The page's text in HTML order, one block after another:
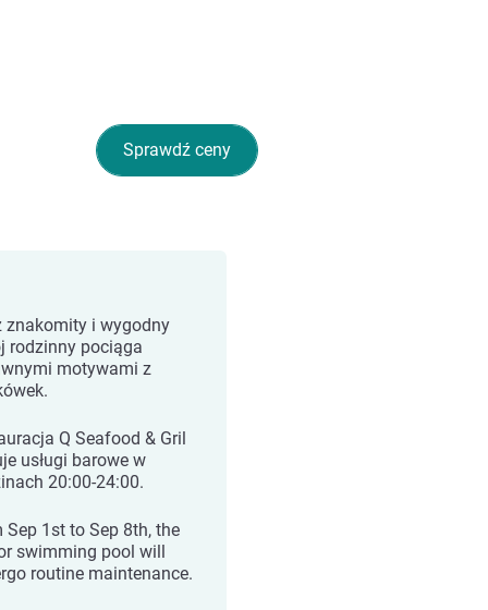
Sprawdź ceny
znakomity i wygodny
rodzinny pociąga
motywami z
Q Seafood & Gril
usługi barowe w
20:00-24:00.
Sep 1st to Sep 8th, the
swimming pool will
routine maintenance.